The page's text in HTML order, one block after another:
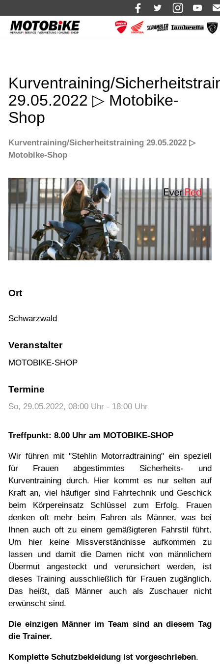
Bikes
Motorrad mieten
Bekleidung
Service
Blog
Karriere bei Motobike.de
Probefahrt vereinbaren
Inhaltsverzeichnis
Impressum
Über uns
Anfahrt & Routenplaner
Kurventraining/
29.05.2022 ▷ Motobike-
Shop
Kurventraining/Sicherheitstraining 29.05.2022 ▷
Motobike-Shop
Ort
Schwarzwald
Veranstalter
MOTOBIKE-SHOP
Termine
So, 29.05.2022, 08:00 Uhr - 18:00 Uhr
Treffpunkt: 8.00 Uhr am MOTOBIKE-SHOP
Wir führen mit "Stehlin Motorradtraining" ein speziell
für Frauen abgestimmtes Sicherheits- und
Kurventraining durch. Hier kommt es nur selten auf
Kraft an, viel häufiger sind Fahrtechnik und Geschick
beim Körpereinsatz Schlüssel zum Erfolg. Frauen
denken oft mehr beim Fahren als Männer, was bei
Ihnen auch oft zu einem gemäßigteren Fahrstil führt.
Um hier keine Missverständnisse aufkommen zu
lassen und damit die Damen nicht von männlichem
Übermut angesteckt und verunsichert werden, ist
dieses Training ausschließlich für Frauen zugänglich.
Das heißt, daß Männer auch als Zuschauer nicht
erwünscht sind.
Die einzigen Männer im Team sind an diesem Tag
die Trainer.
Komplette Schutzbekleidung ist vorgeschrieben.